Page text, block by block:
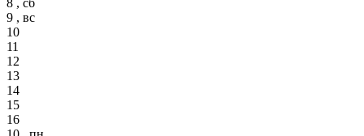
9 , вс
10
11
12
13
14
15
16